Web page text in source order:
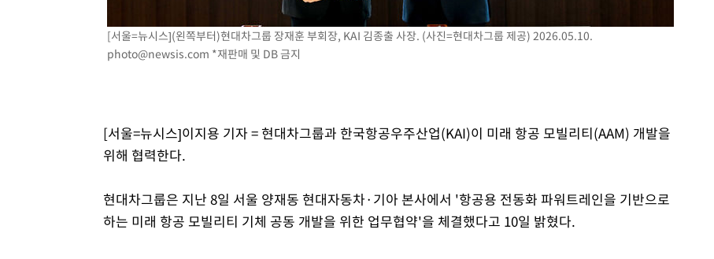
이강인, 오늘 서울서 AT마드리드 입단식…'전례 없는 특급대우'
'여긴 20도, 저긴 50도'…열화상 카메라로 본 폭염 저감시설 '온도차'
콜롬비아 신임 우파 대통령 취임 하루만에 차량폭탄 폭발 사건
[서울=뉴시스](왼쪽부터)현대차그룹 장재훈 부회장, KAI 김종출 사장. (사진=현대차그룹 제공) 2026.05.10.
photo@newsis.com *재판매 및 DB 금지
[서울=뉴시스]이지용 기자 = 현대차그룹과 한국항공우주산업(KAI)이 미래 항공 모빌리티(AAM) 개발을
위해 협력한다.
현대차그룹은 지난 8일 서울 양재동 현대자동차·기아 본사에서 '항공용 전동화 파워트레인을 기반으로
하는 미래 항공 모빌리티 기체 공동 개발을 위한 업무협약'을 체결했다고 10일 밝혔다.